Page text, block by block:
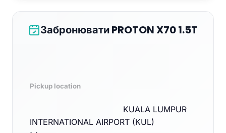
Забронювати PROTON X70 1.5T